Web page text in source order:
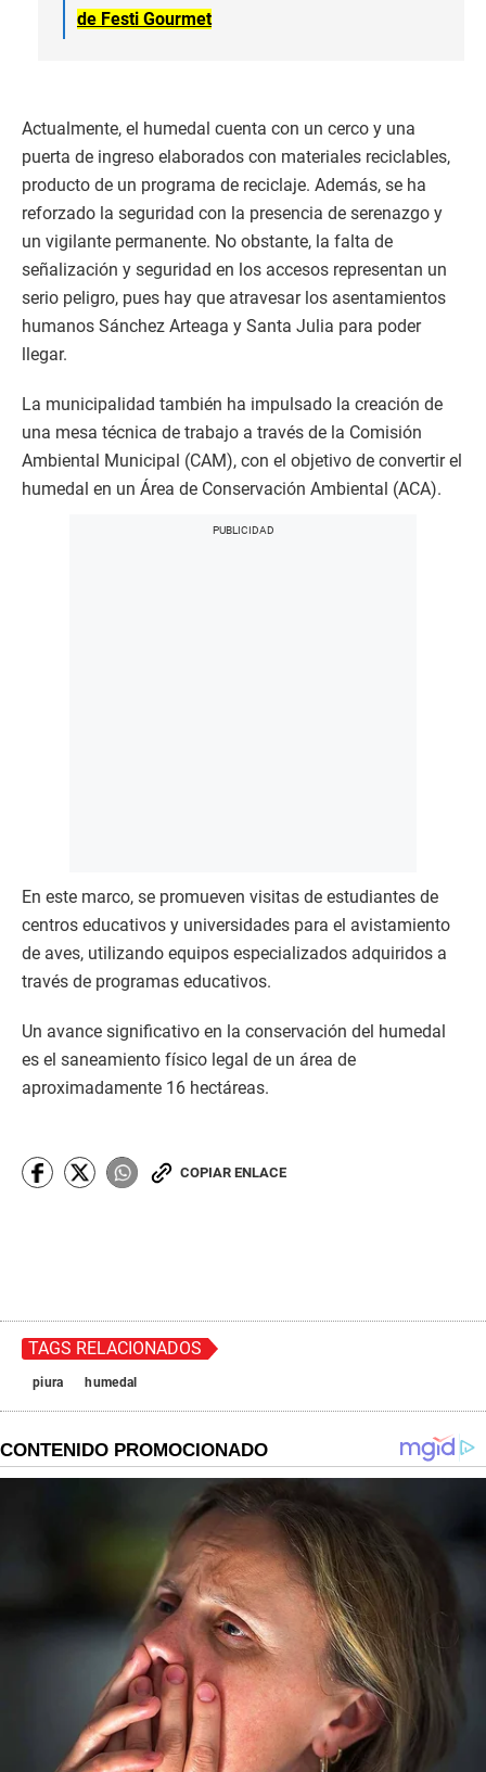
de Festi Gourmet
Actualmente, el humedal cuenta con un cerco y una
puerta de ingreso elaborados con materiales reciclables,
producto de un programa de reciclaje. Además, se ha
reforzado la seguridad con la presencia de serenazgo y
un vigilante permanente. No obstante, la falta de
señalización y seguridad en los accesos representan un
serio peligro, pues hay que atravesar los asentamientos
humanos Sánchez Arteaga y Santa Julia para poder
llegar.
La municipalidad también ha impulsado la creación de
una mesa técnica de trabajo a través de la Comisión
Ambiental Municipal (CAM), con el objetivo de convertir el
humedal en un Área de Conservación Ambiental (ACA).
En este marco, se promueven visitas de estudiantes de
centros educativos y universidades para el avistamiento
de aves, utilizando equipos especializados adquiridos a
través de programas educativos.
Un avance significativo en la conservación del humedal
es el saneamiento físico legal de un área de
aproximadamente 16 hectáreas.
COPIAR ENLACE
TAGS RELACIONADOS
piura humedal